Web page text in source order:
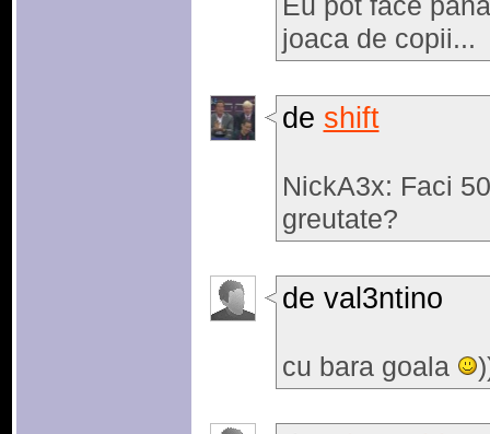
joaca de copii...
de shift
NickA3x: Faci
greutate?
de val3ntino
cu bara goala